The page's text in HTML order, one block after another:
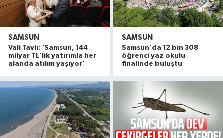
SAMSUN
Vali Tavlı: 'Samsun, 144
milyar TL'lik yatırımla her
alanda atılım yaşıyor'
SAMSUN
Samsun'da 12 bin 308
öğrenci yaz okulu
finalinde buluştu